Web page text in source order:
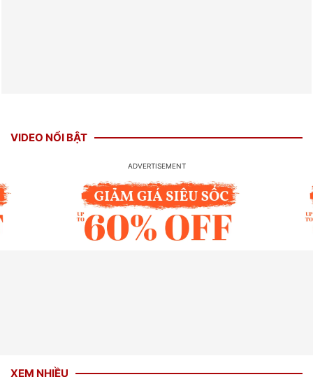
VIDEO NỔI BẬT
XEM NHIỀU